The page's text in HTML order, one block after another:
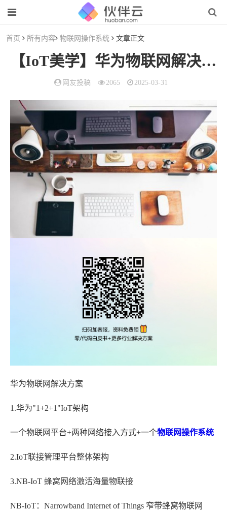
首页 所有内容 物联网操作系统 文章正文
【IoT美学】华为物联网解决方案
网友投稿 2065 2025-03-31
华为物联网解决方案
1.华为"1+2+1"IoT架构
一个物联网平台+两种网络接入方式+一个物联网操作系统
2.IoT联接管理平台整体架构
3.NB-IoT 蜂窝网络激活海量物联接
NB-IoT：Narrowband Internet of Things 窄带蜂窝物联网